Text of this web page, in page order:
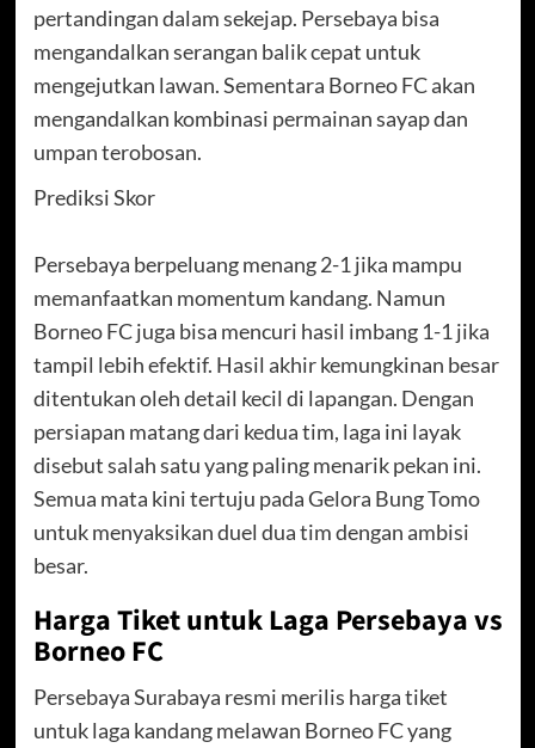
pertandingan dalam sekejap. Persebaya bisa
mengandalkan serangan balik cepat untuk
mengejutkan lawan. Sementara Borneo FC akan
mengandalkan kombinasi permainan sayap dan
umpan terobosan.
Prediksi Skor
Persebaya berpeluang menang 2-1 jika mampu
memanfaatkan momentum kandang. Namun
Borneo FC juga bisa mencuri hasil imbang 1-1 jika
tampil lebih efektif. Hasil akhir kemungkinan besar
ditentukan oleh detail kecil di lapangan. Dengan
persiapan matang dari kedua tim, laga ini layak
disebut salah satu yang paling menarik pekan ini.
Semua mata kini tertuju pada Gelora Bung Tomo
untuk menyaksikan duel dua tim dengan ambisi
besar.
Harga Tiket untuk Laga Persebaya vs
Borneo FC
Persebaya Surabaya resmi merilis harga tiket
untuk laga kandang melawan Borneo FC yang